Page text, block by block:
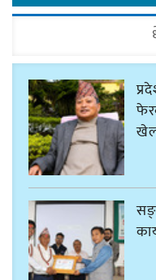
खेल